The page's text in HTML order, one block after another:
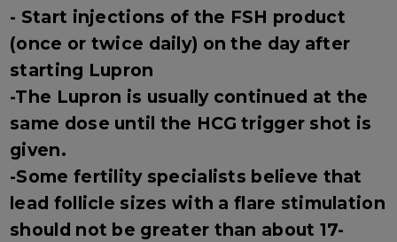
- Start injections of the FSH product
(once or twice daily) on the day after
starting Lupron
-The Lupron is usually continued at the
same dose until the HCG trigger shot is
given.
-Some fertility specialists believe that
lead follicle sizes with a flare stimulation
should not be greater than about 17-